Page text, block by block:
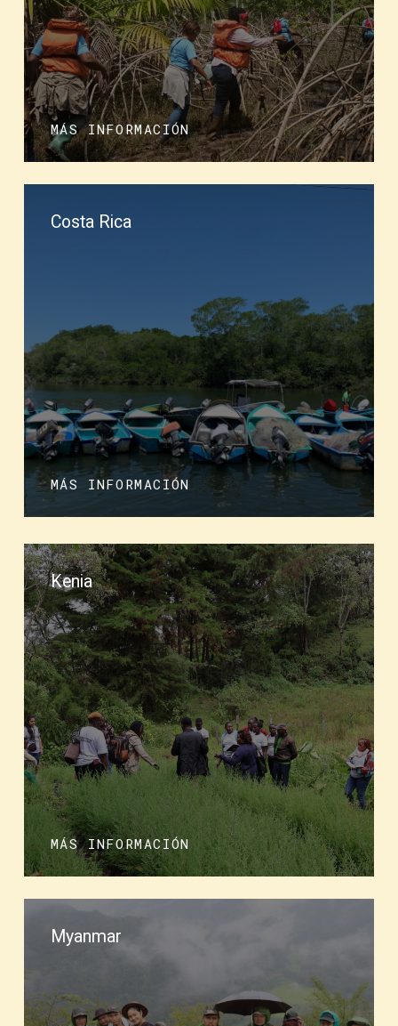
MÁS INFORMACIÓN
Costa Rica
MÁS INFORMACIÓN
Kenia
MÁS INFORMACIÓN
Myanmar